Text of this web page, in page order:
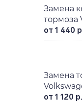
Замена
тормоза
от 1 440
Замена
от 1 120 р.